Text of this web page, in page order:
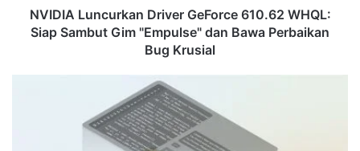
"Empulse"
NVIDIA Luncurkan Driver GeForce 610.62 WHQL:
Siap Sambut Gim "Empulse" dan Bawa Perbaikan
Bug Krusial